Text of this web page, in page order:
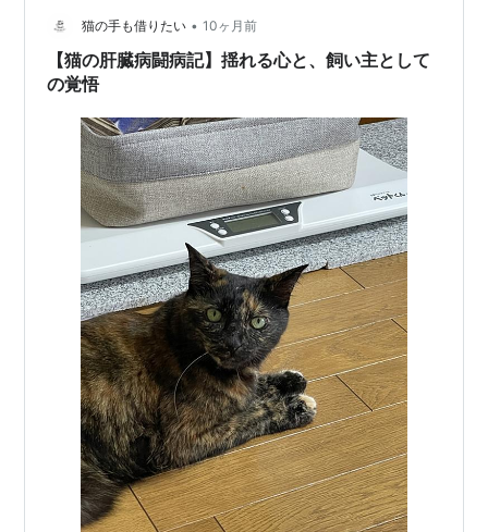
猫の手も借りたい • 10ヶ月前
【猫の肝臓病闘病記】揺れる心と、飼い主として
の覚悟